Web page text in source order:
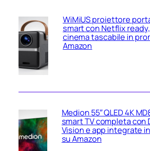
WiMiUS proiettore
smart con Netflix
cinema tascabile in
Amazon
Medion 55″ QLED 4K
smart TV completa con
Vision e app integrate
su Amazon